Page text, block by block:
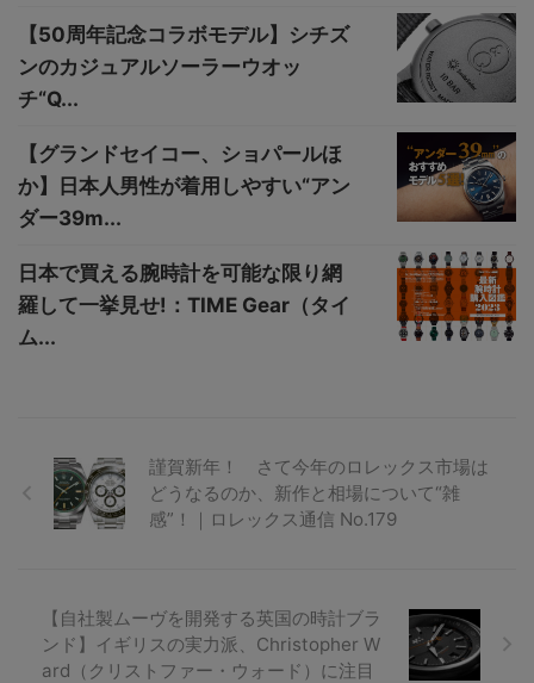
【50周年記念コラボモデル】シチズ
ンのカジュアルソーラーウオッ
チ“Q...
【グランドセイコー、ショパールほ
か】日本人男性が着用しやすい“アン
ダー39m...
日本で買える腕時計を可能な限り網
羅して一挙見せ!：TIME Gear（タイ
ム...
謹賀新年！ さて今年のロレックス市場は
どうなるのか、新作と相場について“雑
感”！｜ロレックス通信 No.179
【自社製ムーヴを開発する英国の時計ブラ
ンド】イギリスの実力派、Christopher W
ard（クリストファー・ウォード）に注目